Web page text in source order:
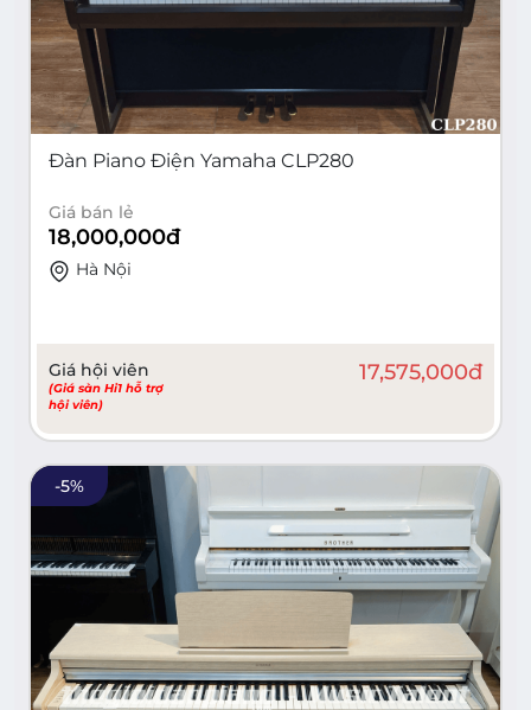
Đàn Piano Điện Yamaha CLP280
Giá bán lẻ
18,000,000đ
Hà Nội
Giá hội viên
(Giá sàn Hi1 hỗ trợ
hội viên)
17,575,000đ
-5%